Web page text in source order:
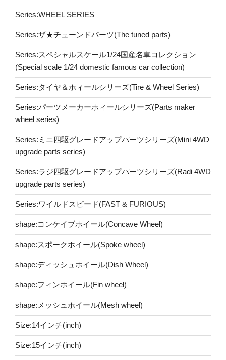
Series:WHEEL SERIES
Series:ザ★チューンドパーツ(The tuned parts)
Series:スペシャルスケール1/24国産名車コレクション
(Special scale 1/24 domestic famous car collection)
Series:タイヤ＆ホィールシリーズ(Tire & Wheel Series)
Series:パーツメーカーホィールシリーズ(Parts maker
wheel series)
Series:ミニ四駆グレードアップパーツシリーズ(Mini 4WD
upgrade parts series)
Series:ラジ四駆グレードアップパーツシリーズ(Radi 4WD
upgrade parts series)
Series:ワイルドスピード(FAST & FURIOUS)
shape:コンケイブホイール(Concave Wheel)
shape:スポークホイール(Spoke wheel)
shape:ディッシュホイール(Dish Wheel)
shape:フィンホイール(Fin wheel)
shape:メッシュホイール(Mesh wheel)
Size:14インチ(inch)
Size:15インチ(inch)